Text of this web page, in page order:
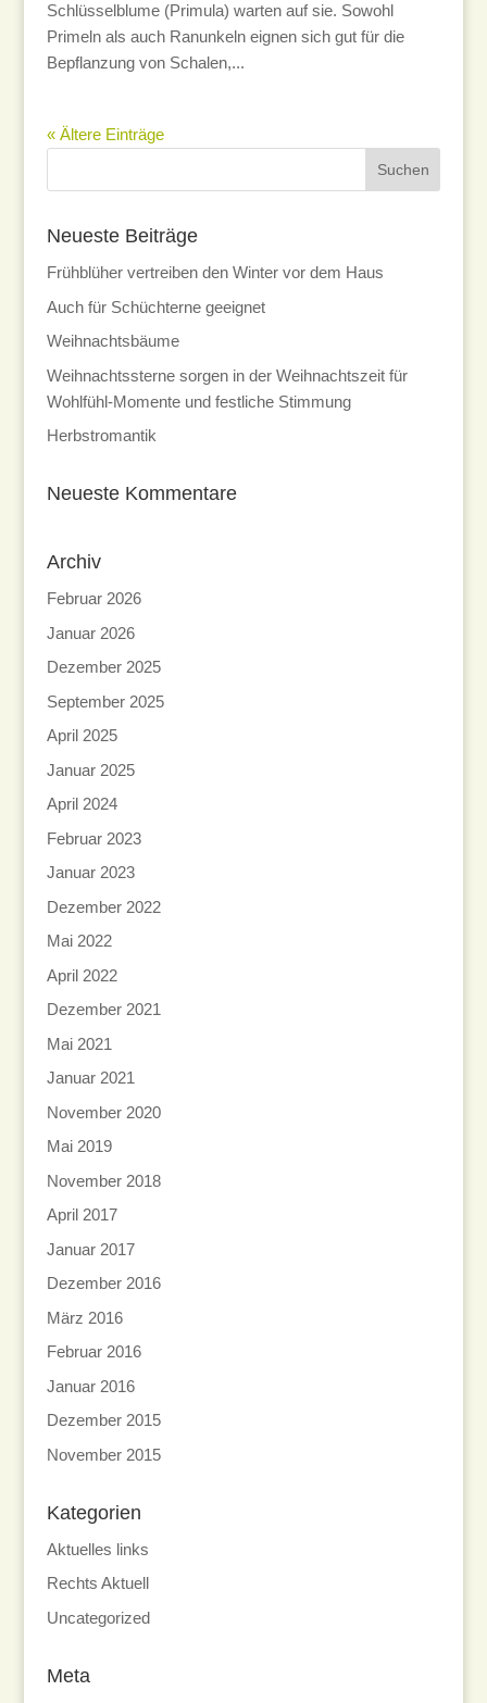
Schlüsselblume (Primula) warten auf sie. Sowohl
Primeln als auch Ranunkeln eignen sich gut für die
Bepflanzung von Schalen,...
« Ältere Einträge
Neueste Beiträge
Frühblüher vertreiben den Winter vor dem Haus
Auch für Schüchterne geeignet
Weihnachtsbäume
Weihnachtssterne sorgen in der Weihnachtszeit für
Wohlfühl-Momente und festliche Stimmung
Herbstromantik
Neueste Kommentare
Archiv
Februar 2026
Januar 2026
Dezember 2025
September 2025
April 2025
Januar 2025
April 2024
Februar 2023
Januar 2023
Dezember 2022
Mai 2022
April 2022
Dezember 2021
Mai 2021
Januar 2021
November 2020
Mai 2019
November 2018
April 2017
Januar 2017
Dezember 2016
März 2016
Februar 2016
Januar 2016
Dezember 2015
November 2015
Kategorien
Aktuelles links
Rechts Aktuell
Uncategorized
Meta